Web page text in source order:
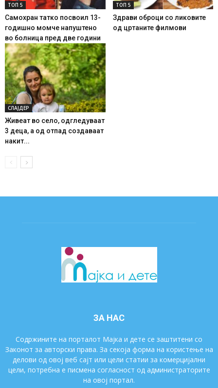
ТОП 5
Самохран татко посвоил 13-
годишно момче напуштено
во болница пред две години
ТОП 5
Здрави оброци со ликовите
од цртаните филмови
СЛАЈДЕР
Живеат во село, одгледуваат
3 деца, а од отпад создаваат
накит...
ЗА НАС
Содржините на порталот Мајка и дете се заштитени со
Законот за авторски права. За секоја форма на користење на
делови од овој веб сајт или цели статии за комерцијални
цели, потребна е писмена согласност од администраторите
на овој портал.